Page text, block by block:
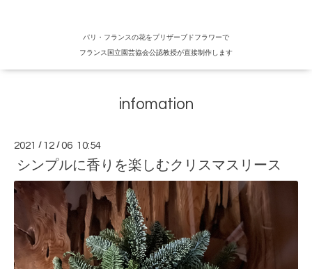
パリ・フランスの花をプリザーブドフラワーで
フランス国立園芸協会公認教授が直接制作します
infomation
2021 / 12 /06 10:54
シンプルに香りを楽しむクリスマスリース